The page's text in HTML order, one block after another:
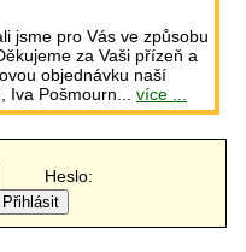
jsme pro Vás ve způsobu
za Vaši přízeň a
objednávku naší
Iva Pošmourn... více ...
Heslo: